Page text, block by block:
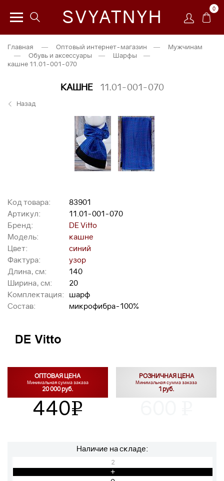
SVYATNYH 0
Главная — Оптовый интернет-магазин —
Мужчинам
—
Обувь и аксессуары — Шарфы
—
кашне 11.01-001-070
КАШНЕ 11.01-001-070
Назад
Код товара:
83901
Артикул:
11.01-001-070
Бренд:
DE Vitto
Модель:
кашне
Цвет:
синий
Фактура:
узор
Длина, см:
140
Ширина, см:
20
Комплектация:
шарф
Состав:
микрофибра-100%
ОПТОВАЯ ЦЕНА
Минимальная сумма заказа
20 000 руб.
440v
РОЗНИЧНАЯ ЦЕНА
Минимальная сумма заказа
1 руб.
Наличие на складе:
2
+